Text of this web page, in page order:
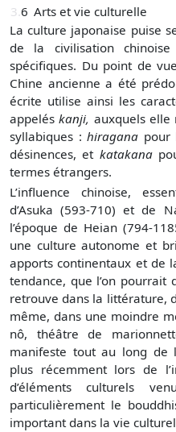
3.6 Arts et vie culturelle
La culture japonaise puise
de la civilisation
spécifiques. Du point de
Chine ancienne a été
écrite utilise ainsi les
appeléskanji, auxquels elle
syllabiques : hiragana pour
désinences, et katakana
termes étrangers.
L’influence chinoise,
d’Asuka (593-710) et de
l’époque de Heian (794-
une culture autonome et
apports continentaux et de
tendance, que l’on pourrait
retrouve dans la littérature,
même, dans une moindre
nô, théâtre de
manifeste tout au long de
plus récemment lors de
d’éléments culturels
particulièrement le
important dans la vie